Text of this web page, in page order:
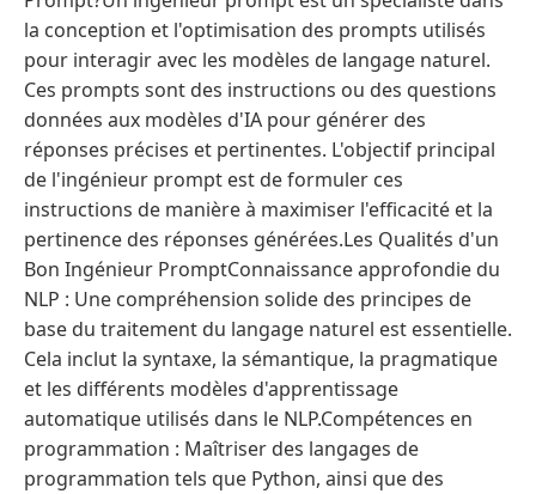
la conception et l'optimisation des prompts utilisés
pour interagir avec les modèles de langage naturel.
Ces prompts sont des instructions ou des questions
données aux modèles d'IA pour générer des
réponses précises et pertinentes. L'objectif principal
de l'ingénieur prompt est de formuler ces
instructions de manière à maximiser l'efficacité et la
pertinence des réponses générées.Les Qualités d'un
Bon Ingénieur PromptConnaissance approfondie du
NLP : Une compréhension solide des principes de
base du traitement du langage naturel est essentielle.
Cela inclut la syntaxe, la sémantique, la pragmatique
et les différents modèles d'apprentissage
automatique utilisés dans le NLP.Compétences en
programmation : Maîtriser des langages de
programmation tels que Python, ainsi que des